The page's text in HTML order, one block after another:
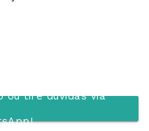
ou tire dúvidas via